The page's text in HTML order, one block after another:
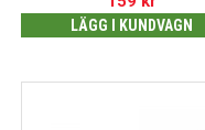
LÄGG I KUNDVAGN